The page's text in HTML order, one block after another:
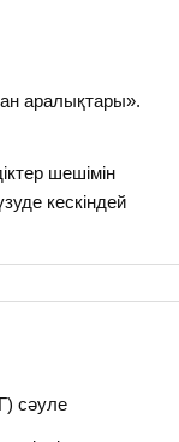
аралықтары».
шешімін
кескіндей
сәуле